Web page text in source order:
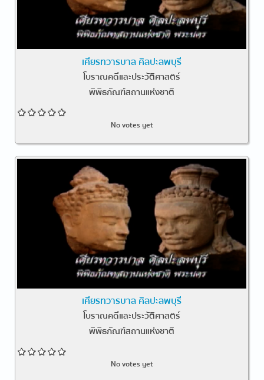
เศียรทวารบาล ศิลปะลพบุรี
โบราณคดีและประวัติศาสตร์
พิพิธภัณฑ์สถานแห่งชาติ
No votes yet
เศียรทวารบาล ศิลปะลพบุรี
โบราณคดีและประวัติศาสตร์
พิพิธภัณฑ์สถานแห่งชาติ
No votes yet